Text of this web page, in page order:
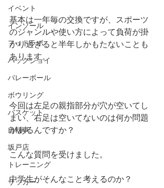
イベント
インソール
フットラボ
バックジョイ
バレーボール
ボウリング
バスケット
自転車
坂戸店
トレーニング
サッカー
基本は一年毎の交換ですが、スポーツ
のジャンルや使い方によって負荷が掛
かり過ぎると半年しかもたないことも
あります。
今回は左足の親指部分が穴が空いてし
まい、右足は空いてないのは何か問題
があるんですか？
こんな質問を受けました。
中学生がそんなこと考えるのか？